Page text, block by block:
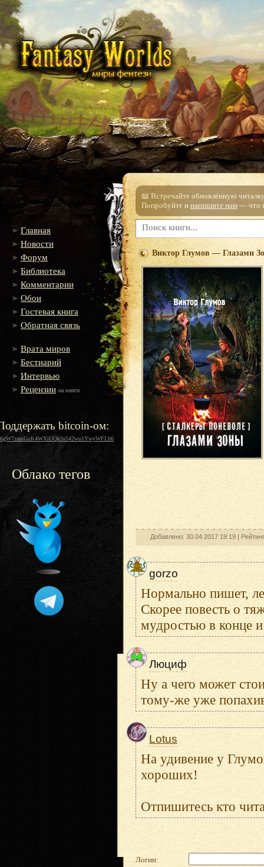
Главная
Новости
Форум
Библиотека
Комментарии
Обои
Гостевая книга
Обратная связь
Врата миров
Бестиарий
Интервью
Рецензии на книги
bitcoin-ом:
Облако тегов
📖 Встречайте обновлённую
Попробуйте и напишите нам — что
Виктор Глумов — Глазами
Добавлено: 30.04.2017 19:19 |
gorzo
Нормально пишет,
Скорее повесть о
мудростью в конце
Люциф
Ну а чего может
тому-же уже
Lotus
На удивение у
хороших!
Отпишитесь кто
Логин: